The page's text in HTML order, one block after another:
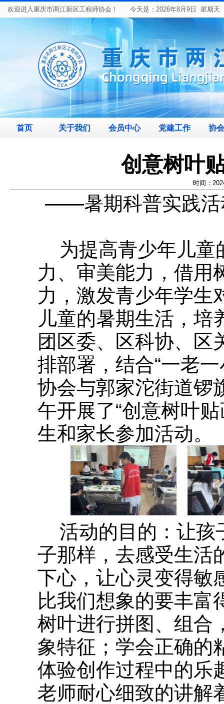
欢迎进入重庆市两江新区工程师协会！ 今天是： 2026年8月9日 星期天
首页 关于我们 会员中心 党建工作 协
创意树叶
时间：
——暑期科普实践活
为提高青少年儿
力、审美能力，借用
力，激发青少年学生
儿童的暑期生活，培
团区委、区科协、区
排部署，结合“一老
协会与郭家沱街道锣
午开展了“创意树叶
生和家长参加活动
活动的目的：让孩
子那样，去感受生活
下心，让心灵变得敏
比我们想象的要丰富
树叶进行拼图、组合
象特征；学会正确的
体验创作过程中的乐
老师耐心细致的讲解